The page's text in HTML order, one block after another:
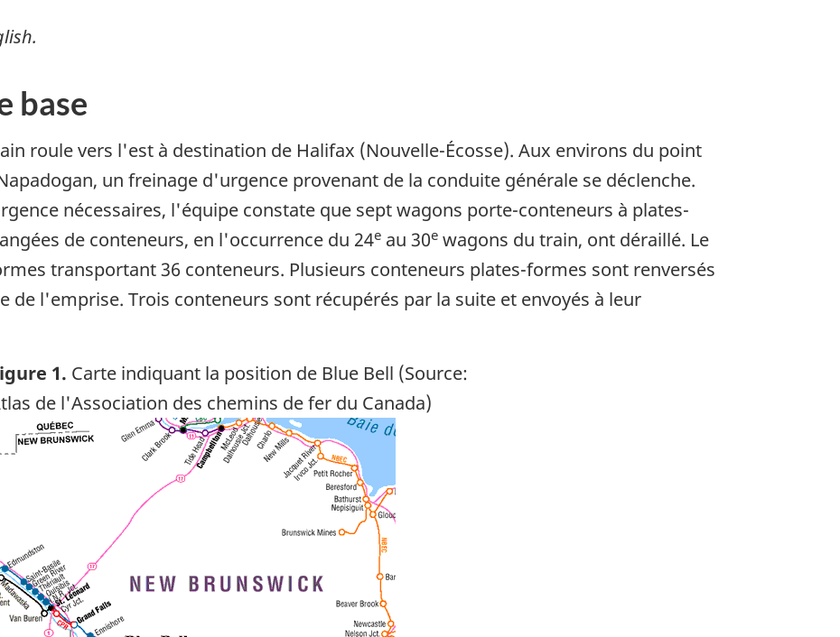
base
roule vers l'est à destination de Halifax (Nouvelle-Écosse). Aux environs du point
un freinage d'urgence provenant de la conduite générale se déclenche.
nécessaires, l'équipe constate que sept wagons porte-conteneurs à plates-
de conteneurs, en l'occurrence du 24e au 30e wagons du train, ont déraillé. Le
transportant 36 conteneurs. Plusieurs conteneurs plates-formes sont renversés
de l'emprise. Trois conteneurs sont récupérés par la suite et envoyés à leur
1. Carte indiquant la position de Blue Bell (Source:
de l'Association des chemins de fer du Canada)
Image